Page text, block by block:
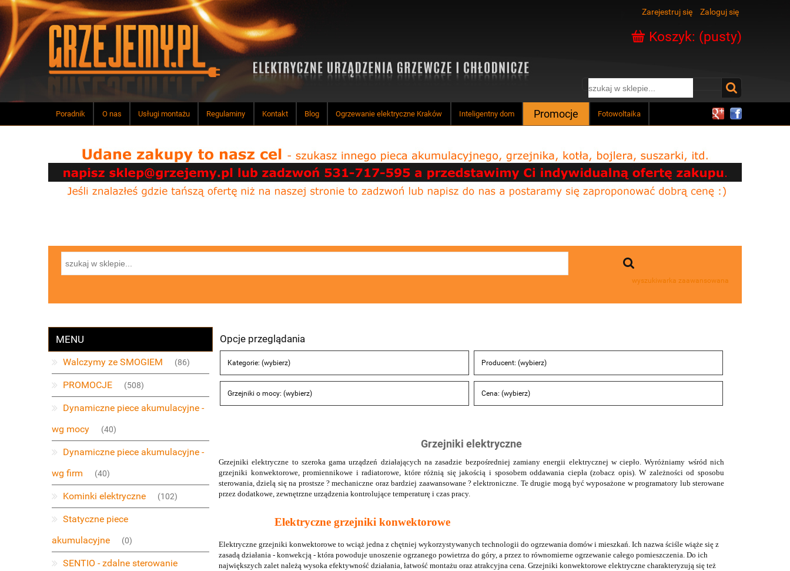
Zarejestruj się Zaloguj się
Koszyk: (pusty)
Poradnik O nas Usługi montażu Regulaminy Kontakt Blog Ogrzewanie elektryczne Kraków Inteligentny dom Promocje Fotowoltaika
wyszukiwarka zaawansowana
MENU
Walczymy ze SMOGIEM (86)
PROMOCJE (508)
Dynamiczne piece akumulacyjne -
wg mocy
(40)
Dynamiczne piece akumulacyjne -
wg firm
(40)
Kominki elektryczne (102)
Statyczne piece
akumulacyjne
(0)
SENTIO - zdalne sterowanie
Opcje przeglądania
Kategorie: (wybierz) Producent: (wybierz)
Grzejniki o mocy: (wybierz) Cena: (wybierz)
Grzejniki elektryczne
Grzejniki elektryczne to szeroka gama urządzeń działających na zasadzie bezpośredniej zamiany energii elektrycznej w ciepło. Wyróżniamy wśród nich
grzejniki konwektorowe, promiennikowe i radiatorowe, które różnią się jakością i sposobem oddawania ciepła (zobacz opis). W zależności od sposobu
sterowania, dzielą się na prostsze ? mechaniczne oraz bardziej zaawansowane ? elektroniczne. Te drugie mogą być wyposażone w programatory lub sterowane
przez dodatkowe, zewnętrzne urządzenia kontrolujące temperaturę i czas pracy.
Elektryczne grzejniki konwektorowe
Elektryczne grzejniki konwektorowe to wciąż jedna z chętniej wykorzystywanych technologii do ogrzewania domów i mieszkań. Ich nazwa ściśle wiąże się z
zasadą działania - konwekcją - która powoduje unoszenie ogrzanego powietrza do góry, a przez to równomierne ogrzewanie całego pomieszczenia. Do ich
największych zalet należą wysoka efektywność działania, łatwość montażu oraz atrakcyjna cena. Grzejniki konwektorowe elektryczne charakteryzują się też